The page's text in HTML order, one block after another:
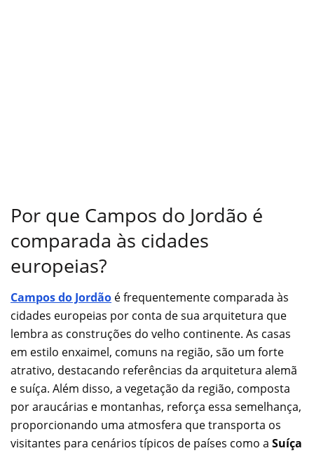
Por que Campos do Jordão é
comparada às cidades
europeias?
Campos do Jordão é frequentemente comparada às
cidades europeias por conta de sua arquitetura que
lembra as construções do velho continente. As casas
em estilo enxaimel, comuns na região, são um forte
atrativo, destacando referências da arquitetura alemã
e suíça. Além disso, a vegetação da região, composta
por araucárias e montanhas, reforça essa semelhança,
proporcionando uma atmosfera que transporta os
visitantes para cenários típicos de países como a Suíça